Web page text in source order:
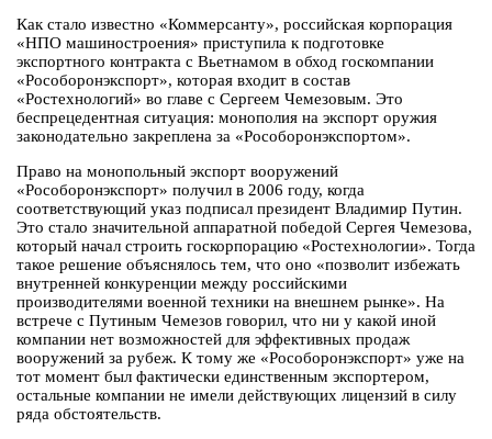
Как стало известно «Коммерсанту», российская корпорация
«НПО машиностроения» приступила к подготовке
экспортного контракта с Вьетнамом в обход госкомпании
«Рособоронэкспорт», которая входит в состав
«Ростехнологий» во главе с Сергеем Чемезовым. Это
беспрецедентная ситуация: монополия на экспорт оружия
законодательно закреплена за «Рособоронэкспортом».
Право на монопольный экспорт вооружений
«Рособоронэкспорт» получил в 2006 году, когда
соответствующий указ подписал президент Владимир Путин.
Это стало значительной аппаратной победой Сергея Чемезова,
который начал строить госкорпорацию «Ростехнологии». Тогда
такое решение объяснялось тем, что оно «позволит избежать
внутренней конкуренции между российскими
производителями военной техники на внешнем рынке». На
встрече с Путиным Чемезов говорил, что ни у какой иной
компании нет возможностей для эффективных продаж
вооружений за рубеж. К тому же «Рособоронэкспорт» уже на
тот момент был фактически единственным экспортером,
остальные компании не имели действующих лицензий в силу
ряда обстоятельств.